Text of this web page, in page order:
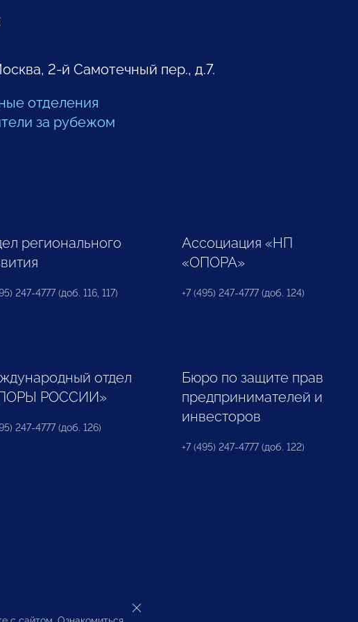
2-й Самотечный пер., д.7.
отделения
за рубежом
регионального
247-4777 (доб. 116, 117)
Ассоциация «НП
«ОПОРА»
+7 (495) 247-4777 (доб. 124)
отдел
РОССИИ»
247-4777 (доб. 126)
Бюро по защите прав
предпринимателей и
инвесторов
+7 (495) 247-4777 (доб. 122)